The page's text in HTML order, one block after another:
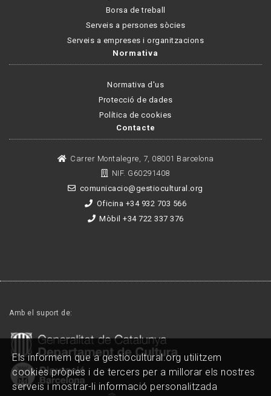
Borsa de treball
Serveis a persones sòcies
Serveis a empreses i organitzacions
Normativa
Normativa d'us
Protecció de dades
Política de cookies
Contacte
Carrer Montalegre, 7, 08001 Barcelona
NIF. G60291408
comunicacio@gestiocultural.org
Oficina +34 932 703 566
Mòbil +34 722 337 376
Amb el suport de:
Els informem que a gestiocultural.org utilitzem
cookies pròpies i de tercers per a millorar els nostres
serveis i mostrar-li informació personalitzada